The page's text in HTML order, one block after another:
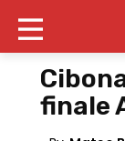
finale